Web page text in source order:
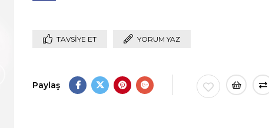
TAVSIYE ET YORUM YAZ
Paylaş